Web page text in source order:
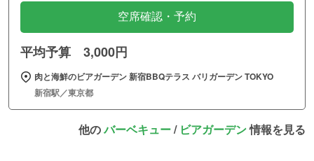
空席確認・予約
平均予算 3,000円
肉と海鮮のビアガーデン 新宿BBQテラス バリガーデン TOKYO
新宿駅／東京都
他のバーベキュー/ ビアガーデン情報を見る